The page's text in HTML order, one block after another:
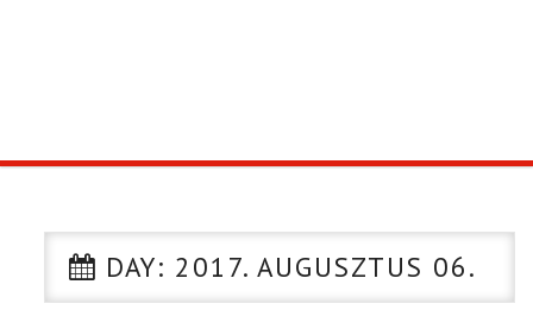
CIKK DAY: 2017. AUGUSZTUS 06.